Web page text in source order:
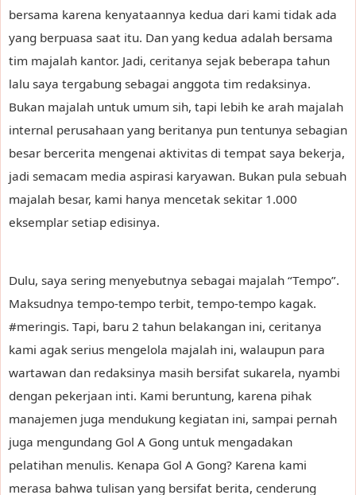
bersama karena kenyataannya kedua dari kami tidak ada
yang berpuasa saat itu. Dan yang kedua adalah bersama
tim majalah kantor. Jadi, ceritanya sejak beberapa tahun
lalu saya tergabung sebagai anggota tim redaksinya.
Bukan majalah untuk umum sih, tapi lebih ke arah majalah
internal perusahaan yang beritanya pun tentunya sebagian
besar bercerita mengenai aktivitas di tempat saya bekerja,
jadi semacam media aspirasi karyawan. Bukan pula sebuah
majalah besar, kami hanya mencetak sekitar 1.000
eksemplar setiap edisinya.
Dulu, saya sering menyebutnya sebagai majalah “Tempo”.
Maksudnya tempo-tempo terbit, tempo-tempo kagak.
#meringis. Tapi, baru 2 tahun belakangan ini, ceritanya
kami agak serius mengelola majalah ini, walaupun para
wartawan dan redaksinya masih bersifat sukarela, nyambi
dengan pekerjaan inti. Kami beruntung, karena pihak
manajemen juga mendukung kegiatan ini, sampai pernah
juga mengundang Gol A Gong untuk mengadakan
pelatihan menulis. Kenapa Gol A Gong? Karena kami
merasa bahwa tulisan yang bersifat berita, cenderung